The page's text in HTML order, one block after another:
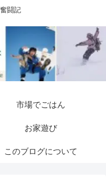
闘記
市場でごはん
お家遊び
このブログについて